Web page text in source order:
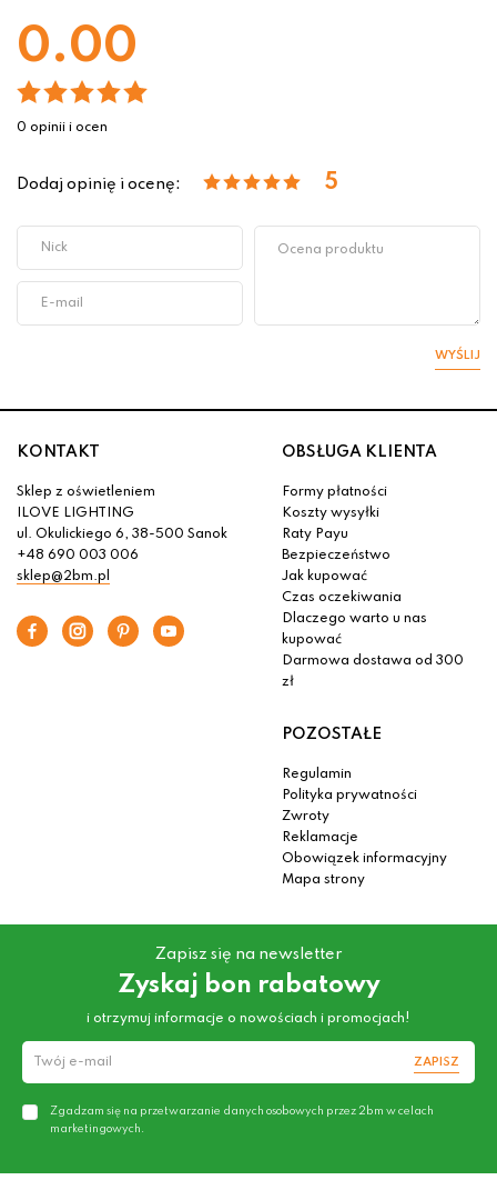
0.00
0 opinii i ocen
Dodaj opinię i ocenę: 5
WYŚLIJ
KONTAKT
Sklep z oświetleniem
ILOVE LIGHTING
ul. Okulickiego 6, 38-500 Sanok
+48 690 003 006
sklep@2bm.pl
OBSŁUGA KLIENTA
Formy płatności
Koszty wysyłki
Raty Payu
Bezpieczeństwo
Jak kupować
Czas oczekiwania
Dlaczego warto u nas
kupować
Darmowa dostawa od 300
zł
POZOSTAŁE
Regulamin
Polityka prywatności
Zwroty
Reklamacje
Obowiązek informacyjny
Mapa strony
Zapisz się na newsletter
Zyskaj bon rabatowy
i otrzymuj informacje o nowościach i promocjach!
ZAPISZ
Zgadzam się na przetwarzanie danych osobowych przez 2bm w celach
marketingowych.